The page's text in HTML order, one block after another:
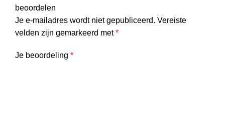
beoordelen
Je e-mailadres wordt niet gepubliceerd. Vereiste
velden zijn gemarkeerd met*
Je beoordeling *